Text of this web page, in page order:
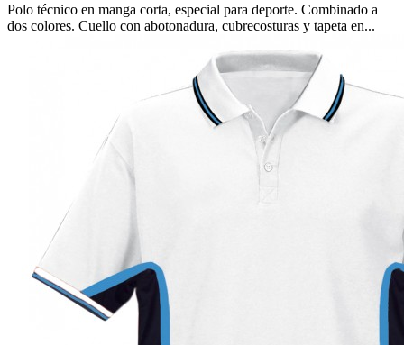
Polo técnico en manga corta, especial para deporte. Combinado a
dos colores. Cuello con abotonadura, cubrecosturas y tapeta en...